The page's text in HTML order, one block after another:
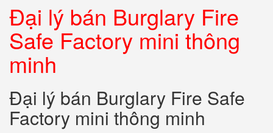
Đại lý bán Burglary Fire
Safe Factory mini thông
minh
Đại lý bán Burglary Fire Safe
Factory mini thông minh